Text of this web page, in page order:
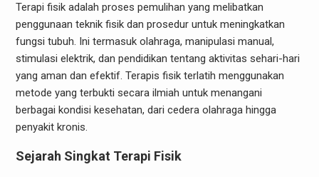
Terapi fisik adalah proses pemulihan yang melibatkan
penggunaan teknik fisik dan prosedur untuk meningkatkan
fungsi tubuh. Ini termasuk olahraga, manipulasi manual,
stimulasi elektrik, dan pendidikan tentang aktivitas sehari-hari
yang aman dan efektif. Terapis fisik terlatih menggunakan
metode yang terbukti secara ilmiah untuk menangani
berbagai kondisi kesehatan, dari cedera olahraga hingga
penyakit kronis.
Sejarah Singkat Terapi Fisik